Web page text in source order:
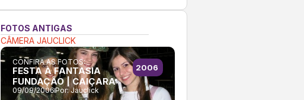
FOTOS ANTIGAS
CÂMERA JAUCLICK
CONFIRA AS FOTOS:
FESTA À FANTASIA
FUNDAÇÃO | CAIÇARA
09/09/2006Por:Jauclick
2006